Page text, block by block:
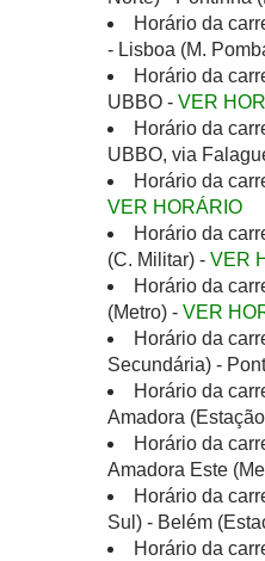
Horário da
- Lisboa (M.
Horário da
UBBO - VER
Horário da
UBBO, via
Horário da
VER HORÁRIO
Horário da
(C. Militar) - VER
Horário da
(Metro) - VER
Horário da
Secundária) -
Horário da
Amadora
Horário da
Amadora Este
Horário da
Sul) - Belém
Horário da